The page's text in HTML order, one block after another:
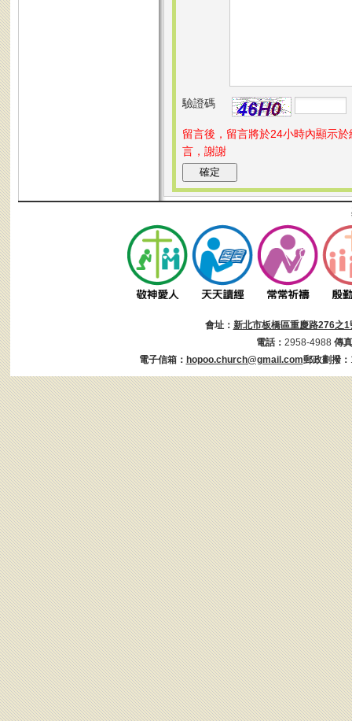
驗證碼
留言後，留言將於24小時內顯示
言，謝謝
會址： 新北市板橋區重慶路276之1
電話： 2958-4988 傳
電子信箱： hopoo.church@gmail.com郵政劃撥：